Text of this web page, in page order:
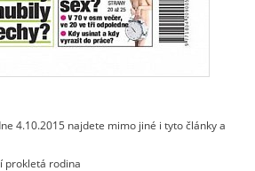
4.10.2015 najdete mimo jiné i tyto články a
prokletá rodina